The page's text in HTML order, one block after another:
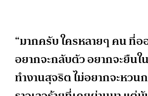
“มากครับ ใครหลายๆ คน ที่
อยากจะกลับตัว อยากจะยืน
ทำงานสุจริต ไม่อยากจะหวน